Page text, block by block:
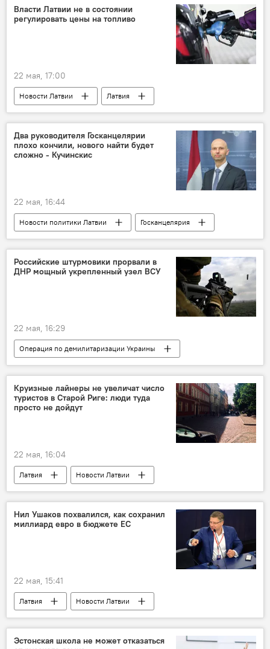
беспилотник
Власти Латвии не в состоянии
регулировать цены на топливо
22 мая, 17:00
Новости Латвии
Латвия
Минэкономики Латвии
топливо
рост цен
дизельное топливо
власти
Два руководителя Госканцелярии
плохо кончили, нового найти будет
сложно - Кучинскис
22 мая, 16:44
Новости политики Латвии
Госканцелярия
Янис Цитсковскис
Марис Кучинскис
Российские штурмовики прорвали в
ДНР мощный укрепленный узел ВСУ
22 мая, 16:29
Операция по демилитаризации Украины
Россия
Украина
Минобороны РФ
военная операция
ВС РФ
ВСУ
безопасность
Круизные лайнеры не увеличат число
туристов в Старой Риге: люди туда
просто не дойдут
22 мая, 16:04
Латвия
Новости Латвии
Туризм в Латвии
круиз
туристы
Старая Рига
Рига
Нил Ушаков похвалился, как сохранил
миллиард евро в бюджете ЕС
22 мая, 15:41
Латвия
Новости Латвии
Новости политики Латвии
Нил Ушаков
Евросоюз
финансирование
Эстонская школа не может отказаться